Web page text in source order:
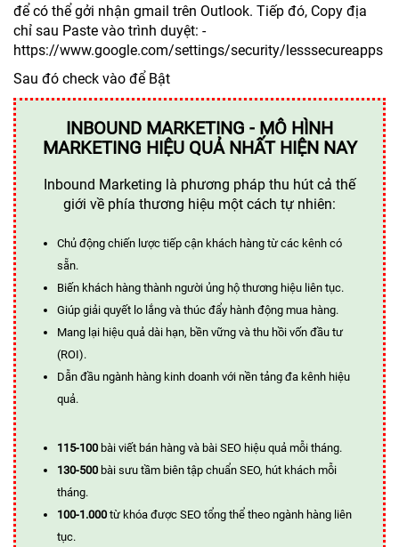
để có thể gởi nhận gmail trên Outlook. Tiếp đó, Copy địa
chỉ sau Paste vào trình duyệt: -
https://www.google.com/settings/security/lesssecureapps
Sau đó check vào để Bật
INBOUND MARKETING - MÔ HÌNH
MARKETING HIỆU QUẢ NHẤT HIỆN NAY
Inbound Marketing là phương pháp thu hút cả thế
giới về phía thương hiệu một cách tự nhiên:
Chủ động chiến lược tiếp cận khách hàng từ các kênh có
sẵn.
Biến khách hàng thành người ủng hộ thương hiệu liên tục.
Giúp giải quyết lo lắng và thúc đẩy hành động mua hàng.
Mang lại hiệu quả dài hạn, bền vững và thu hồi vốn đầu tư
(ROI).
Dẫn đầu ngành hàng kinh doanh với nền tảng đa kênh hiệu
quả.
115-100 bài viết bán hàng và bài SEO hiệu quả mỗi tháng.
130-500 bài sưu tầm biên tập chuẩn SEO, hút khách mỗi
tháng.
100-1.000 từ khóa được SEO tổng thể theo ngành hàng liên
tục.